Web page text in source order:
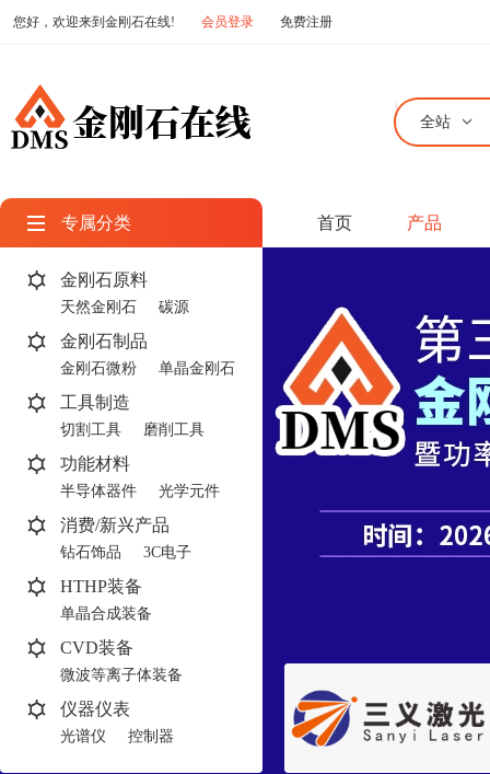
您好，欢迎来到金刚石在线! 会员登录 免费注册
全站
专属分类
金刚石原料
天然金刚石 碳源
金刚石制品
金刚石微粉 单晶金刚石
工具制造
切割工具 磨削工具
功能材料
半导体器件 光学元件
消费/新兴产品
钻石饰品 3C电子
HTHP装备
单晶合成装备
多晶合成装备
CVD装备
微波等离子体装备
热丝装备
仪器仪表
光谱仪 控制器
首页 产品